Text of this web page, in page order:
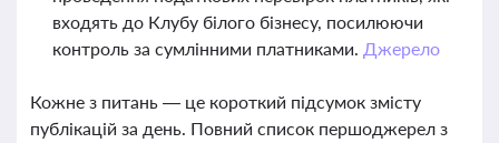
входять до Клубу білого бізнесу, посилюючи
контроль за сумлінними платниками. Джерело
Кожне з питань — це короткий підсумок змісту
публікацій за день. Повний список першоджерел з